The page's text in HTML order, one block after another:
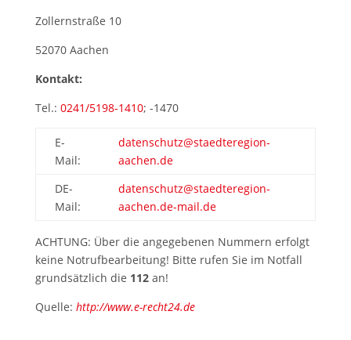
Zollernstraße 10
52070 Aachen
Kontakt:
Tel.: 0241/5198-1410; -1470
E-
Mail:
datenschutz@staedteregion-
aachen.de
DE-
Mail:
datenschutz@staedteregion-
aachen.de-mail.de
ACHTUNG: Über die angegebenen Nummern erfolgt
keine Notrufbearbeitung! Bitte rufen Sie im Notfall
grundsätzlich die 112an!
Quelle: http://www.e-recht24.de